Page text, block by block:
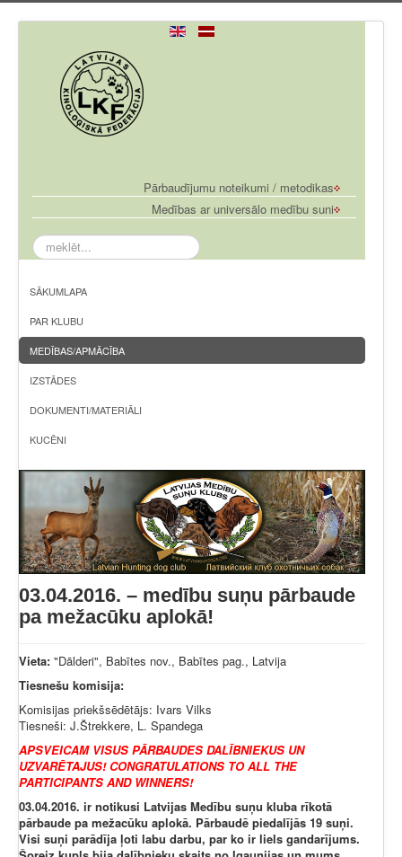
Pārbaudījumu noteikumi / metodikas
Medības ar universālo medību suni
meklēt...
SĀKUMLAPA
PAR KLUBU
MEDĪBAS/APMĀCĪBA
IZSTĀDES
DOKUMENTI/MATERIĀLI
KUCĒNI
03.04.2016. – medību suņu pārbaude
pa mežacūku aplokā!
Vieta: "Dālderi", Babītes nov., Babītes pag., Latvija
Tiesnešu komisija:
Komisijas priekšsēdētājs: Ivars Vilks
Tiesneši: J.Štrekkere, L. Spandega
APSVEICAM VISUS PĀRBAUDES DALĪBNIEKUS UN
UZVARĒTAJUS! CONGRATULATIONS TO ALL THE
PARTICIPANTS AND WINNERS!
03.04.2016. ir notikusi Latvijas Medību suņu kluba rīkotā
pārbaude pa mežacūku aplokā. Pārbaudē piedalījās 19 suņi.
Visi suņi parādīja ļoti labu darbu, par ko ir liels gandarījums.